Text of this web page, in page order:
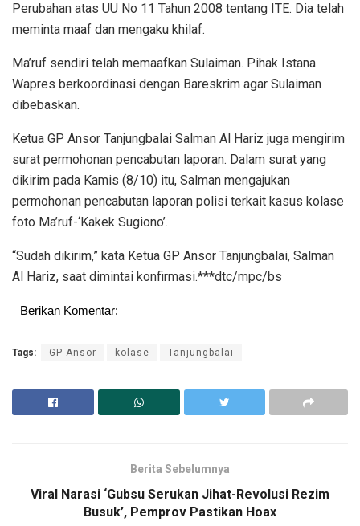
Perubahan atas UU No 11 Tahun 2008 tentang ITE. Dia telah
meminta maaf dan mengaku khilaf.
Ma’ruf sendiri telah memaafkan Sulaiman. Pihak Istana
Wapres berkoordinasi dengan Bareskrim agar Sulaiman
dibebaskan.
Ketua GP Ansor Tanjungbalai Salman Al Hariz juga mengirim
surat permohonan pencabutan laporan. Dalam surat yang
dikirim pada Kamis (8/10) itu, Salman mengajukan
permohonan pencabutan laporan polisi terkait kasus kolase
foto Ma’ruf-‘Kakek Sugiono’.
“Sudah dikirim,” kata Ketua GP Ansor Tanjungbalai, Salman
Al Hariz, saat dimintai konfirmasi.***dtc/mpc/bs
Berikan Komentar:
Tags: GP Ansor kolase Tanjungbalai
Berita Sebelumnya
Viral Narasi ‘Gubsu Serukan Jihat-Revolusi Rezim
Busuk’, Pemprov Pastikan Hoax